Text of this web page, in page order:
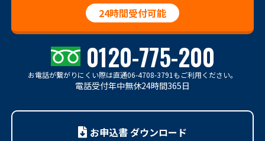
24時間受付可能
0120-775-200
お電話が繋がりにくい際は直通06-4708-3791もご利用ください。
電話受付年中無休24時間365日
お申込書 ダウンロード